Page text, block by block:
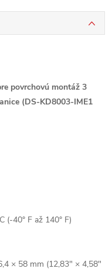
povrchovú montáž 3
(DS-KD8003-IME1
(-40° F až 140° F)
× 58 mm (12,83" × 4,58"